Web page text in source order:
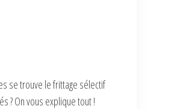
se trouve le frittage sélectif
? On vous explique tout !